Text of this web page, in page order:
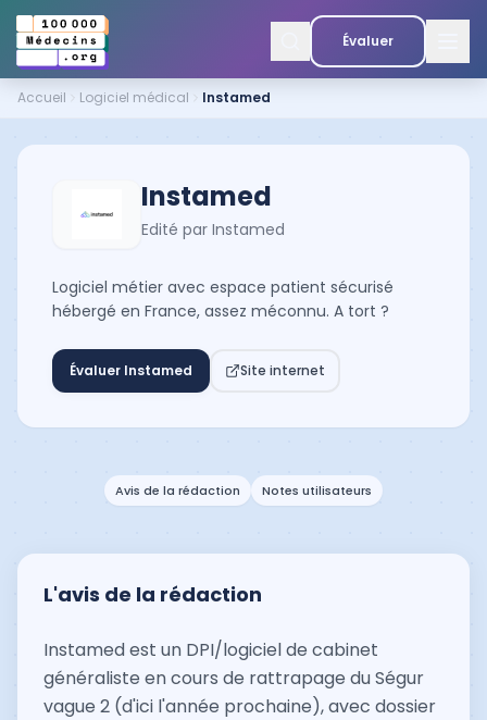
Évaluer
Accueil Logiciel médical Instamed
Instamed
Edité par Instamed
Logiciel métier avec espace patient sécurisé
hébergé en France, assez méconnu. A tort ?
Évaluer Instamed Site internet
Avis de la rédaction Notes utilisateurs
L'avis de la rédaction
Instamed est un DPI/logiciel de cabinet
généraliste en cours de rattrapage du Ségur
vague 2 (d'ici l'année prochaine), avec dossier